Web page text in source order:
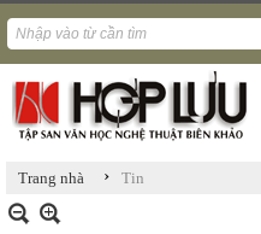
Trang nhà › Tin